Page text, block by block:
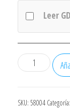
Leer
LAVAVAJILLAS
BALAY
BLANCO
SKU: 58004 Categoría: